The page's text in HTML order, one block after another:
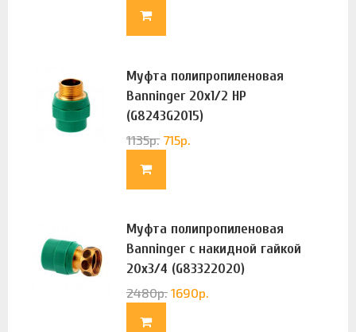
Муфта полипропиленовая
Banninger 20х1/2 НР
(G8243G2015)
1135р. 715р.
Муфта полипропиленовая
Banninger с накидной гайкой
20х3/4 (G83322020)
2480р. 1690р.